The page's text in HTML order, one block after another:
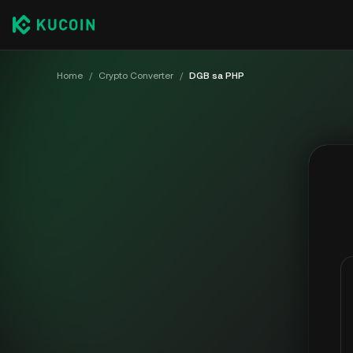
Home / Crypto Converter / DGB sa PHP